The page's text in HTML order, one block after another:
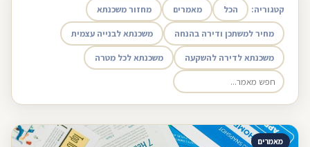
קטגוריה: הכל מאמרים מחזור משכנתא
מחיר למשתכן ודירה בהנחה משכנתא לבנייה עצמית
משכנתא לדירה להשקעה משכנתא לכל מטרה
מאמרים